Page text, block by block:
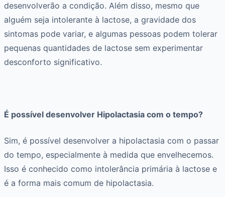
desenvolverão a condição. Além disso, mesmo que
alguém seja intolerante à lactose, a gravidade dos
sintomas pode variar, e algumas pessoas podem tolerar
pequenas quantidades de lactose sem experimentar
desconforto significativo.
É possível desenvolver Hipolactasia com o tempo?
Sim, é possível desenvolver a hipolactasia com o passar
do tempo, especialmente à medida que envelhecemos.
Isso é conhecido como intolerância primária à lactose e
é a forma mais comum de hipolactasia.